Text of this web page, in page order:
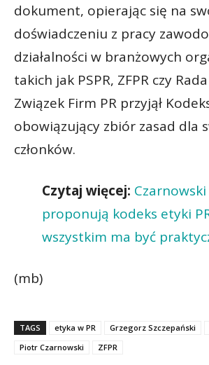
dokument, opierając się na
doświadczeniu z pracy
działalności w branżowych
takich jak PSPR, ZFPR czy
Związek Firm PR przyjął
obowiązujący zbiór zasad dla
członków.
Czytaj więcej:
proponują kodeks etyki
wszystkim ma być
(mb)
TAGS etyka w PR Grzegorz Szczepański
Piotr Czarnowski
ZFPR